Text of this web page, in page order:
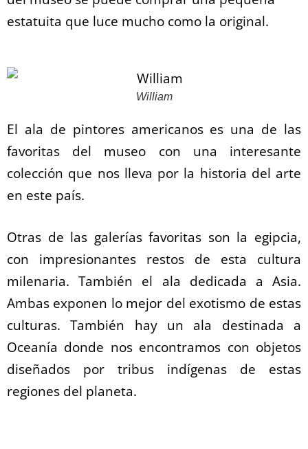
estatuita que luce mucho como la original.
William
El ala de pintores americanos es una de las
favoritas del museo con una interesante
colección que nos lleva por la historia del arte
en este país.
Otras de las galerías favoritas son la egipcia,
con impresionantes restos de esta cultura
milenaria. También el ala dedicada a Asia.
Ambas exponen lo mejor del exotismo de estas
culturas. También hay un ala destinada a
Oceanía donde nos encontramos con objetos
diseñados por tribus indígenas de estas
regiones del planeta.